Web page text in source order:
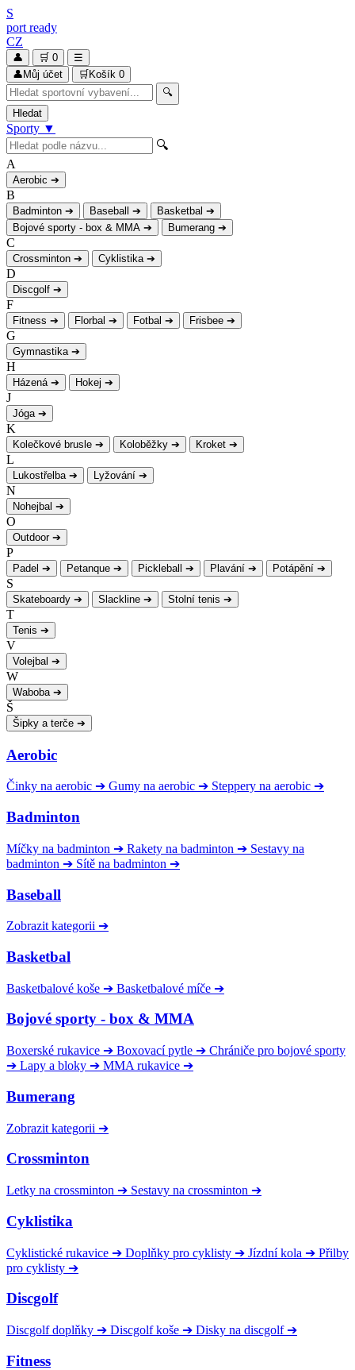
S
port ready
CZ
👤 🛒 0
☰
👤 Můj účet 🛒 Košík 0
🔍
Hledat
Sporty ▼
🔍
A
Aerobic ➔
B
Badminton ➔ Baseball ➔ Basketbal ➔
Bojové sporty - box & MMA ➔ Bumerang ➔
C
Crossminton ➔ Cyklistika ➔
D
Discgolf ➔
F
Fitness ➔ Florbal ➔ Fotbal ➔ Frisbee ➔
G
Gymnastika ➔
H
Házená ➔ Hokej ➔
J
Jóga ➔
K
Kolečkové brusle ➔ Koloběžky ➔ Kroket ➔
L
Lukostřelba ➔ Lyžování ➔
N
Nohejbal ➔
O
Outdoor ➔
P
Padel ➔ Petanque ➔ Pickleball ➔ Plavání ➔ Potápění ➔
S
Skateboardy ➔ Slackline ➔ Stolní tenis ➔
T
Tenis ➔
V
Volejbal ➔
W
Waboba ➔
Š
Šipky a terče ➔
Aerobic
Činky na aerobic ➔ Gumy na aerobic ➔ Steppery na aerobic ➔
Badminton
Míčky na badminton ➔ Rakety na badminton ➔ Sestavy na
badminton ➔ Sítě na badminton ➔
Baseball
Zobrazit kategorii ➔
Basketbal
Basketbalové koše ➔ Basketbalové míče ➔
Bojové sporty - box & MMA
Boxerské rukavice ➔ Boxovací pytle ➔ Chrániče pro bojové sporty
➔ Lapy a bloky ➔ MMA rukavice ➔
Bumerang
Zobrazit kategorii ➔
Crossminton
Letky na crossminton ➔ Sestavy na crossminton ➔
Cyklistika
Cyklistické rukavice ➔ Doplňky pro cyklisty ➔ Jízdní kola ➔ Přilby
pro cyklisty ➔
Discgolf
Discgolf doplňky ➔ Discgolf koše ➔ Disky na discgolf ➔
Fitness